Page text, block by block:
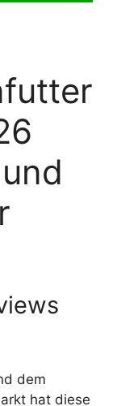
dem
hat diese